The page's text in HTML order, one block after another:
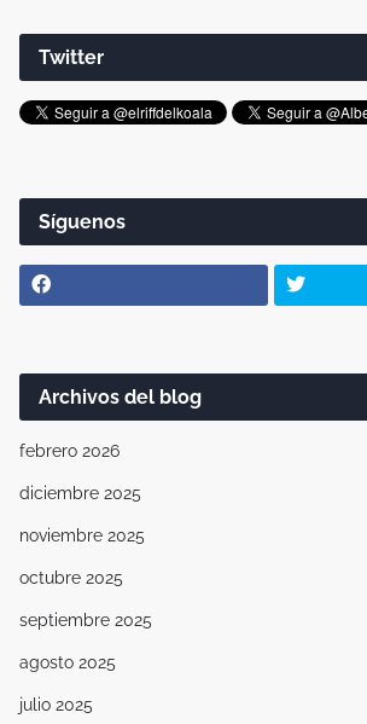
Twitter
Síguenos
Archivos del blog
febrero 2026
diciembre 2025
noviembre 2025
octubre 2025
septiembre 2025
agosto 2025
julio 2025